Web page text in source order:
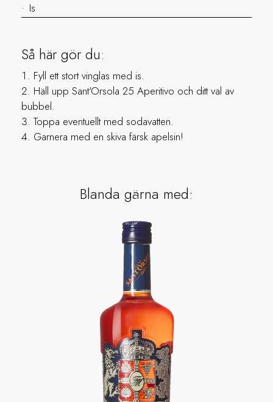
Blanda gärna med:
Is
Så här gör du:
Fyll ett stort vinglas med is.
Häll upp Sant'Orsola 25 Aperitivo och ditt val av
bubbel.
Toppa eventuellt med sodavatten.
Garnera med en skiva färsk apelsin!